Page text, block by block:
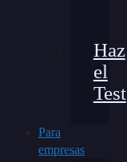
Haz
el
Test
Para
empresas